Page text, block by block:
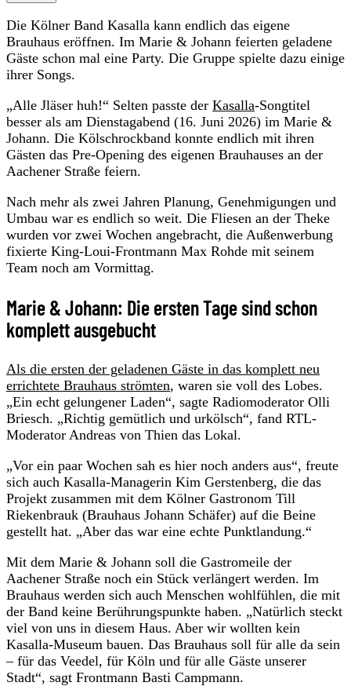
Die Kölner Band Kasalla kann endlich das eigene
Brauhaus eröffnen. Im Marie & Johann feierten geladene
Gäste schon mal eine Party. Die Gruppe spielte dazu einige
ihrer Songs.
„Alle Jläser huh!“ Selten passte der Kasalla-Songtitel
besser als am Dienstagabend (16. Juni 2026) im Marie &
Johann. Die Kölschrockband konnte endlich mit ihren
Gästen das Pre-Opening des eigenen Brauhauses an der
Aachener Straße feiern.
Nach mehr als zwei Jahren Planung, Genehmigungen und
Umbau war es endlich so weit. Die Fliesen an der Theke
wurden vor zwei Wochen angebracht, die Außenwerbung
fixierte King-Loui-Frontmann Max Rohde mit seinem
Team noch am Vormittag.
Marie & Johann: Die ersten Tage sind schon
komplett ausgebucht
Als die ersten der geladenen Gäste in das komplett neu
errichtete Brauhaus strömten, waren sie voll des Lobes.
„Ein echt gelungener Laden“, sagte Radiomoderator Olli
Briesch. „Richtig gemütlich und urkölsch“, fand RTL-
Moderator Andreas von Thien das Lokal.
„Vor ein paar Wochen sah es hier noch anders aus“, freute
sich auch Kasalla-Managerin Kim Gerstenberg, die das
Projekt zusammen mit dem Kölner Gastronom Till
Riekenbrauk (Brauhaus Johann Schäfer) auf die Beine
gestellt hat. „Aber das war eine echte Punktlandung.“
Mit dem Marie & Johann soll die Gastromeile der
Aachener Straße noch ein Stück verlängert werden. Im
Brauhaus werden sich auch Menschen wohlfühlen, die mit
der Band keine Berührungspunkte haben. „Natürlich steckt
viel von uns in diesem Haus. Aber wir wollten kein
Kasalla-Museum bauen. Das Brauhaus soll für alle da sein
– für das Veedel, für Köln und für alle Gäste unserer
Stadt“, sagt Frontmann Basti Campmann.